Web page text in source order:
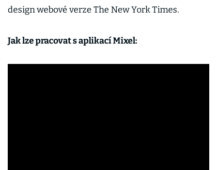
design webové verze The New York Times.
Jak lze pracovat s aplikací Mixel: